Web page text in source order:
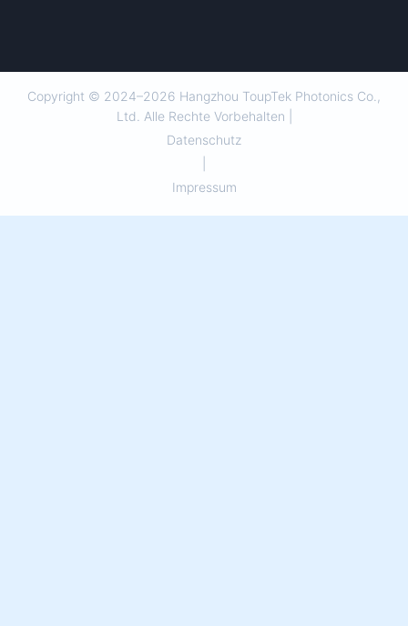
Copyright © 2024–2026 Hangzhou ToupTek Photonics Co.,
Ltd. Alle Rechte Vorbehalten |
Datenschutz
Impressum